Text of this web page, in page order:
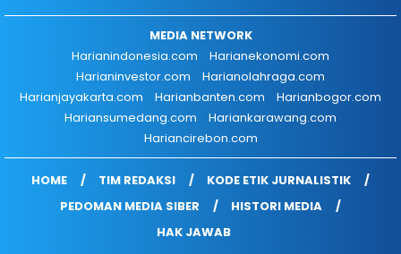
MEDIA NETWORK
Harianindonesia.com
Harianekonomi.com
Harianinvestor.com
Harianolahraga.com
Harianjayakarta.com
Harianbanten.com
Harianbogor.com
Hariansumedang.com
Hariankarawang.com
Hariancirebon.com
HOME TIM REDAKSI
KODE ETIK JURNALISTIK
PEDOMAN MEDIA SIBER
HISTORI MEDIA
HAK JAWAB